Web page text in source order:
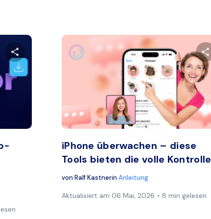
Diesen Artikel teilen
Facebook Link kopieren
iPhone überwachen – diese
Tools bieten die volle Kontrolle
von Ralf Kastnerin Anleitung
Aktualisiert am 06 Mai, 2026 8 min gelesen